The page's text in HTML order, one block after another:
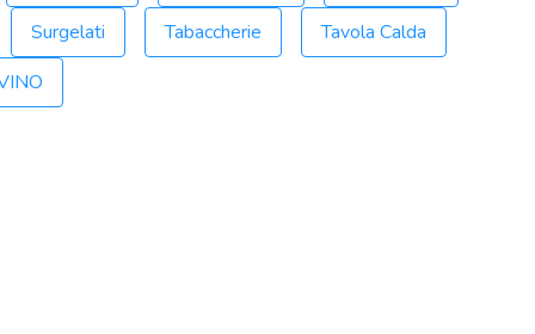
Surgelati Tabaccherie
Tavola Calda